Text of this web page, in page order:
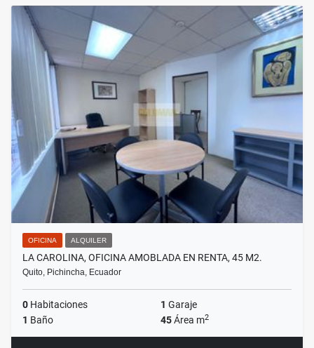
OFICINA ALQUILER
LA CAROLINA, OFICINA AMOBLADA EN RENTA, 45 M2.
Quito, Pichincha, Ecuador
0 Habitaciones 1 Garaje
1 Baño 45Área m2